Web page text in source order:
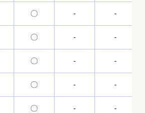
〇 - -
〇 - -
〇 - -
〇 - -
〇 - -